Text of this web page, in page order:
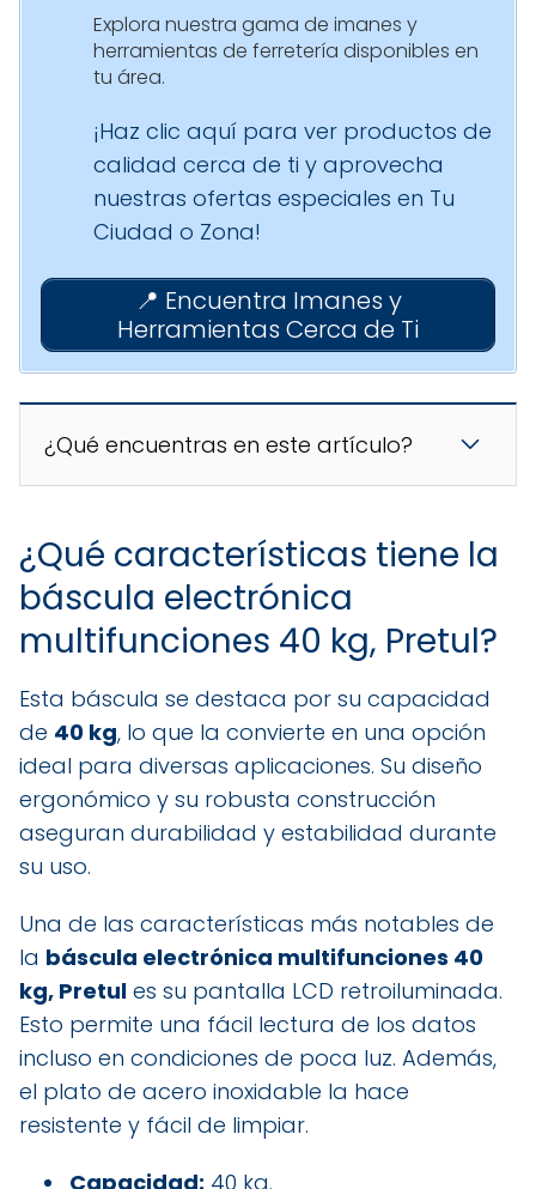
Explora nuestra gama de imanes y
herramientas de ferretería disponibles en
tu área.
¡Haz clic aquí para ver productos de
calidad cerca de ti y aprovecha
nuestras ofertas especiales en Tu
Ciudad o Zona!
📍 Encuentra Imanes y
Herramientas Cerca de Ti
¿Qué encuentras en este artículo?
¿Qué características tiene la
báscula electrónica
multifunciones 40 kg, Pretul?
Esta báscula se destaca por su capacidad
de 40 kg, lo que la convierte en una opción
ideal para diversas aplicaciones. Su diseño
ergonómico y su robusta construcción
aseguran durabilidad y estabilidad durante
su uso.
Una de las características más notables de
la báscula electrónica multifunciones 40
kg, Pretul es su pantalla LCD retroiluminada.
Esto permite una fácil lectura de los datos
incluso en condiciones de poca luz. Además,
el plato de acero inoxidable la hace
resistente y fácil de limpiar.
Capacidad: 40 kg.